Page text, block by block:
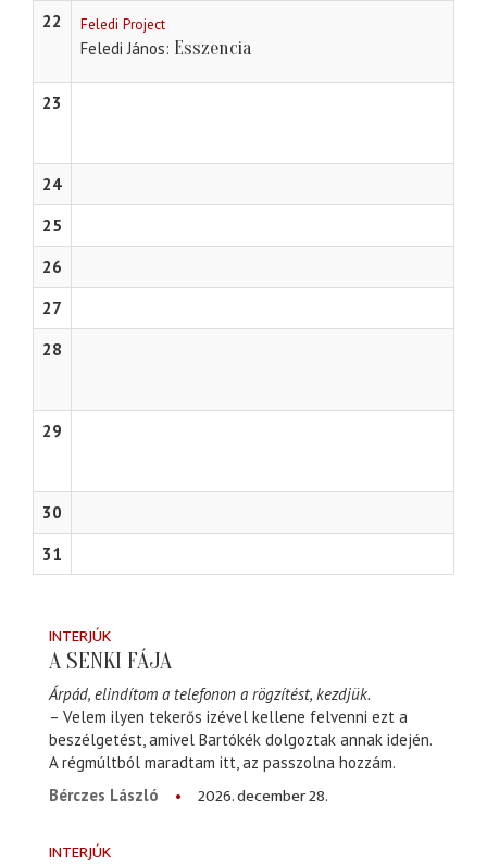
22
Feledi Project
Feledi János Esszencia
23
24
25
26
27
28
29
30
31
INTERJÚK
A SENKI FÁJA
Árpád, elindítom a telefonon a rögzítést, kezdjük.
– Velem ilyen tekerős izével kellene felvenni ezt a
beszélgetést, amivel Bartókék dolgoztak annak idején.
A régmúltból maradtam itt, az passzolna hozzám.
Bérczes László
2026. december 28.
INTERJÚK